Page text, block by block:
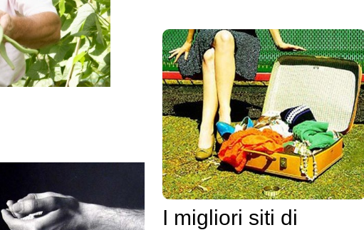
I migliori siti di